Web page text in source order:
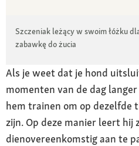
Szczeniak leżący w swoim łóżku
zabawkę do żucia
Als je weet dat je hond
momenten van de dag
hem trainen om op dezelfde
zijn. Op deze manier leert hij
dienovereenkomstig aan te